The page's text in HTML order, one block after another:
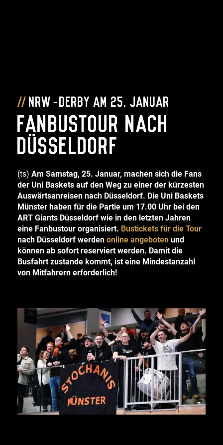
NRW-Derby am 25. Januar
Fanbustour nach
Düsseldorf
(ts) Am Samstag, 25. Januar, machen sich die Fans
der Uni Baskets auf den Weg zu einer der kürzesten
Auswärtsanreisen nach Düsseldorf. Die Uni Baskets
Münster haben für die Partie um 17.00 Uhr bei den
ART Giants Düsseldorf wie in den letzten Jahren
eine Fanbustour organisiert. Bustickets für die Tour
nach Düsseldorf werden online angeboten und
können ab sofort reserviert werden. Damit die
Busfahrt zustande kommt, ist eine Mindestanzahl
von Mitfahrern erforderlich!